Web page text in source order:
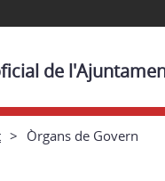
de
Òrgans de Govern